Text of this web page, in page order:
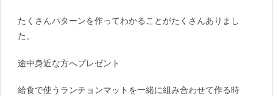
たくさんパターンを作ってわかることがたくさんありまし
た。
途中身近な方へプレゼント
給食で使うランチョンマットを一緒に組み合わせて作る時